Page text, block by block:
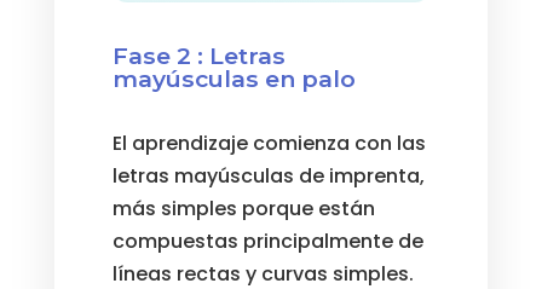
Fase 2 : Letras
mayúsculas en palo
El aprendizaje comienza con las
letras mayúsculas de imprenta,
más simples porque están
compuestas principalmente de
líneas rectas y curvas simples.